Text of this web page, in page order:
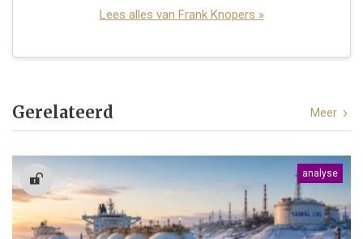
Lees alles van Frank Knopers »
Gerelateerd Meer
analyse